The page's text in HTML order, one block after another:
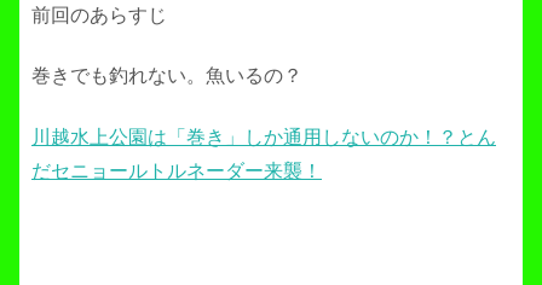
前回のあらすじ
巻きでも釣れない。魚いるの？
川越水上公園は「巻き」しか通用しないのか！？とん
だセニョールトルネーダー来襲！